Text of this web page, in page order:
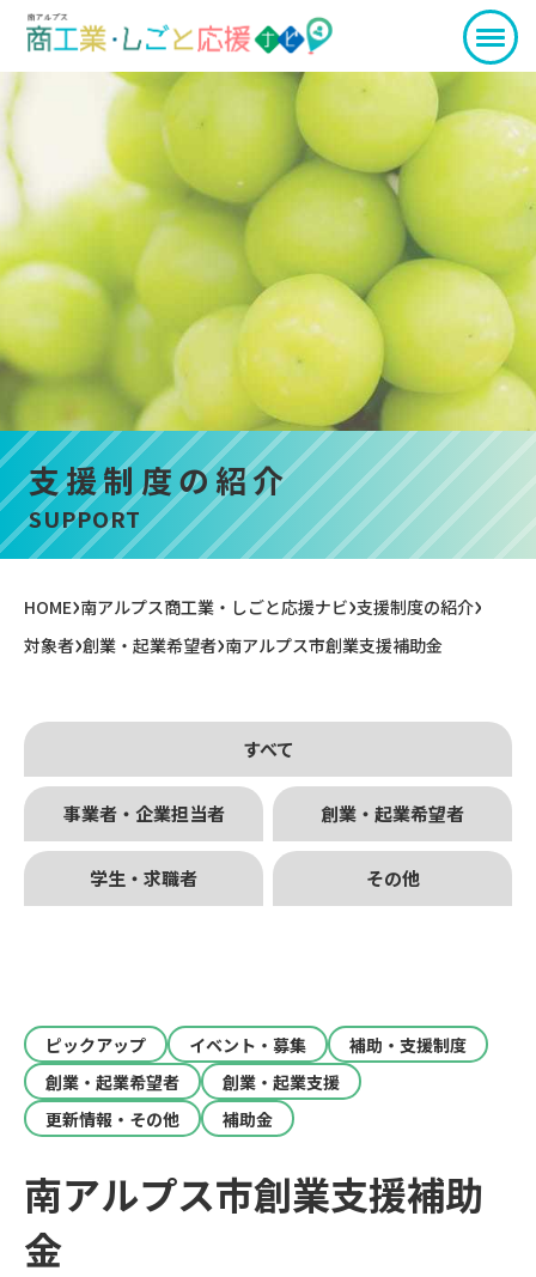
支援制度の紹介
SUPPORT
HOME›南アルプス商工業・しごと応援ナビ›支援制度の紹介›
対象者›創業・起業希望者›南アルプス市創業支援補助金
すべて
事業者・企業担当者 創業・起業希望者
学生・求職者 その他
ピックアップ イベント・募集
補助・支援制度
創業・起業希望者
創業・起業支援
更新情報・その他
補助金
南アルプス市創業支援補助
金